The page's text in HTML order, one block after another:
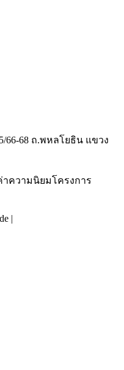
66-68 ถ.พหลโยธิน แขวง
ความนิยมโครงการ
|